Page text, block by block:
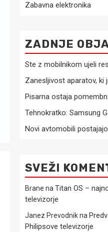
Zabavna elektronika
ZADNJE
Ste z mobilnikom ujeli
Zanesljivost aparatov, ki
Pisarna ostaja
Tehnokratko: Samsung
Novi avtomobili
SVEŽI
Brane naTitan OS –
televizorje
Janez Prevodnikna
Philipsove televizorje